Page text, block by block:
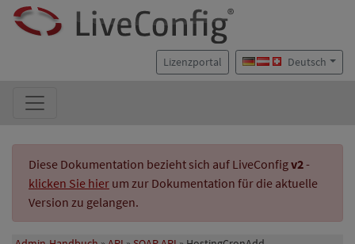
Lizenzportal Deutsch
Diese Dokumentation bezieht sich auf LiveConfigv2-
klicken Sie hier um zur Dokumentation für die aktuelle
Version zu gelangen.